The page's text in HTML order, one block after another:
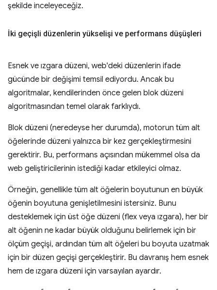
şekilde inceleyeceğiz.
İki geçişli düzenlerin yükselişi ve performans düşüşleri
Esnek ve ızgara düzeni, web'deki düzenlerin ifade
gücünde bir değişimi temsil ediyordu. Ancak bu
algoritmalar, kendilerinden önce gelen blok düzeni
algoritmasından temel olarak farklıydı.
Blok düzeni (neredeyse her durumda), motorun tüm alt
öğelerinde düzeni yalnızca bir kez gerçekleştirmesini
gerektirir. Bu, performans açısından mükemmel olsa da
web geliştiricilerinin istediği kadar etkileyici olmaz.
Örneğin, genellikle tüm alt öğelerin boyutunun en büyük
öğenin boyutuna genişletilmesini istersiniz. Bunu
desteklemek için üst öğe düzeni (flex veya ızgara), her bir
alt öğenin ne kadar büyük olduğunu belirlemek için bir
ölçüm geçişi, ardından tüm alt öğeleri bu boyuta uzatmak
için bir düzen geçişi gerçekleştirir. Bu davranış hem esnek
hem de ızgara düzeni için varsayılan ayardır.